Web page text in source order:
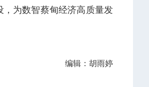
为数智蔡甸经济高质量发
编辑：胡雨婷